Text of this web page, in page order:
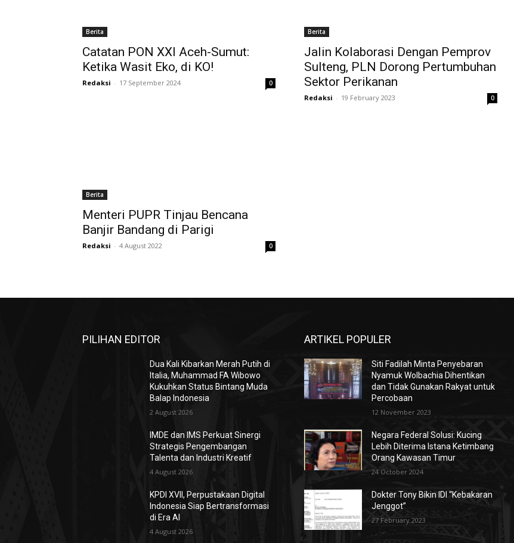
Berita
Catatan PON XXI Aceh-Sumut:
Ketika Wasit Eko, di KO!
Redaksi - 17 September 2024 0
Berita
Jalin Kolaborasi Dengan Pemprov
Sulteng, PLN Dorong Pertumbuhan
Sektor Perikanan
Redaksi - 19 February 2023 0
Berita
Menteri PUPR Tinjau Bencana
Banjir Bandang di Parigi
Redaksi - 4 August 2022 0
PILIHAN EDITOR
Dua Kali Kibarkan Merah Putih di
Italia, Muhammad FA Wibowo
Kukuhkan Status Bintang Muda
Balap Indonesia
2 August 2026
IMDE dan IMS Perkuat Sinergi
Strategis Pengembangan
Talenta dan Industri Kreatif
4 August 2026
KPDI XVII, Perpustakaan Digital
Indonesia Siap Bertransformasi
di Era AI
4 August 2026
ARTIKEL POPULER
Siti Fadilah Minta Penyebaran
Nyamuk Wolbachia Dihentikan
dan Tidak Gunakan Rakyat untuk
Percobaan
12 November 2023
Negara Federal Solusi: Kucing
Lebih Diterima Istana Ketimbang
Orang Kawasan Timur
24 October 2024
Dokter Tony Bikin IDI “Kebakaran
Jenggot”
27 February 2023